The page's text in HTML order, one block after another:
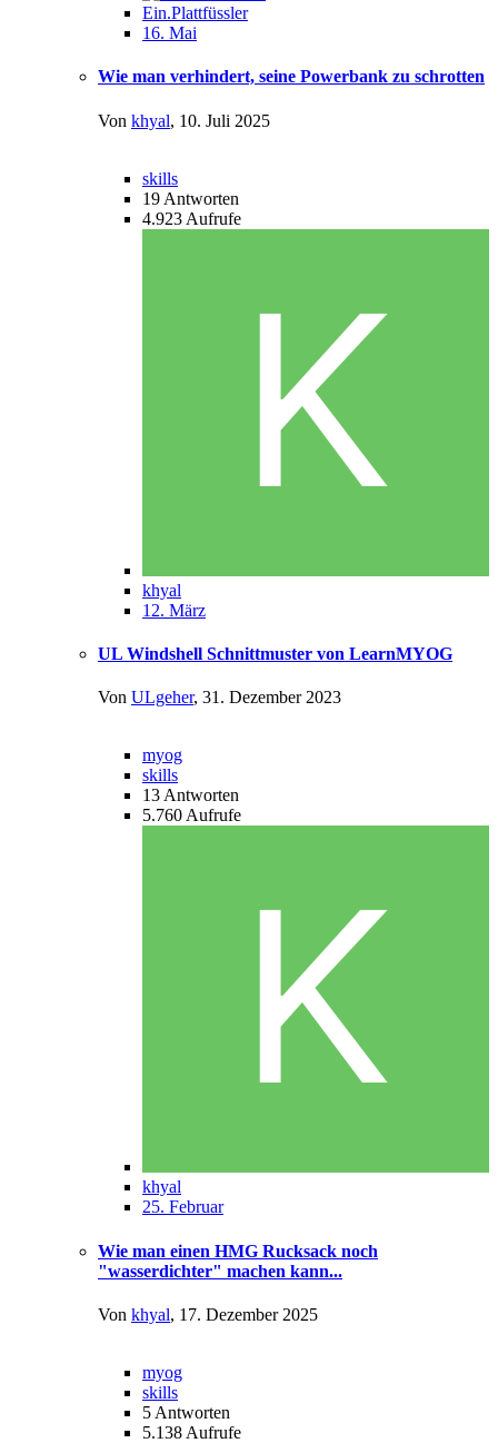
Ein.Plattfüssler
16. Mai
Wie man verhindert, seine Powerbank zu schrotten
Von khyal, 10. Juli 2025
skills
19 Antworten
4.923 Aufrufe
khyal
12. März
UL Windshell Schnittmuster von LearnMYOG
Von ULgeher, 31. Dezember 2023
myog
skills
13 Antworten
5.760 Aufrufe
khyal
25. Februar
Wie man einen HMG Rucksack noch
"wasserdichter" machen kann...
Von khyal, 17. Dezember 2025
myog
skills
5 Antworten
5.138 Aufrufe